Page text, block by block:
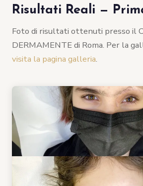
Risultati Reali —
Foto di risultati ottenuti presso il
DERMAMENTE di Roma. Per la
visita la pagina galleria.